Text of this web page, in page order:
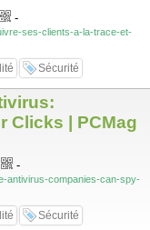
-
ses-clients-a-la-trace-et-
Sécurité
Clicks | PCMag
-
antivirus-companies-can-spy-
Sécurité